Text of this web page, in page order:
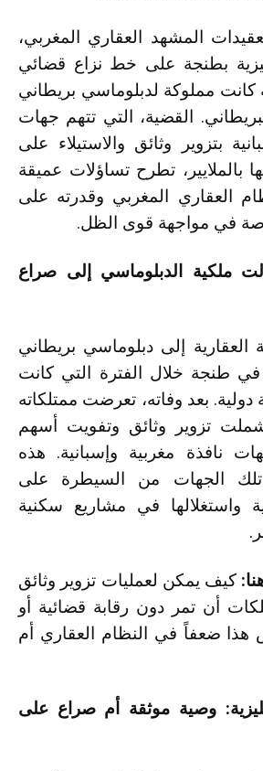
المشهد العقاري المغربي،
بطنجة على خط نزاع قضائي
مملوكة لدبلوماسي بريطاني
القضية، التي تتهم جهات
بتزوير وثائق والاستيلاء على
بالملايير، تطرح تساؤلات عميقة
العقاري المغربي وقدرته على
في مواجهة قوى الظل.
ملكية الدبلوماسي إلى صراع
العقارية إلى دبلوماسي بريطاني
طنجة خلال الفترة التي كانت
دولية. بعد وفاته، تعرضت ممتلكاته
شملت تزوير وثائق وتفويت أسهم
نافذة مغربية وإسبانية. هذه
تلك الجهات من السيطرة على
واستغلالها في مشاريع سكنية
كيف يمكن لعمليات تزوير وثائق
أن تمر دون رقابة قضائية أو
هذا ضعفاً في النظام العقاري أم
وصية موثقة أم صراع على